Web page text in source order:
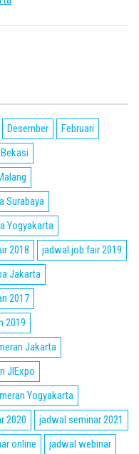
Desember
Februari
Surabaya
Yogyakarta
2018
jadwal job fair 2019
Jakarta
2017
2019
Jakarta
JIExpo
Yogyakarta
2020
jadwal seminar 2021
online
jadwal webinar